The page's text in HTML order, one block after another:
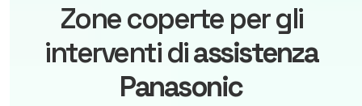
Zone coperte per gli
interventi diassistenza
Panasonic